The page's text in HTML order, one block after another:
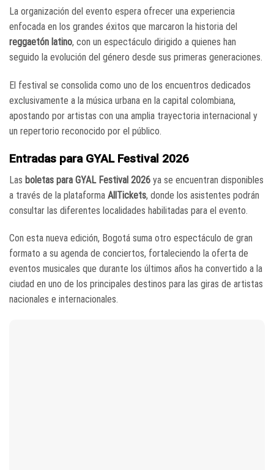
La organización del evento espera ofrecer una experiencia
enfocada en los grandes éxitos que marcaron la historia del
reggaetón latino, con un espectáculo dirigido a quienes han
seguido la evolución del género desde sus primeras generaciones.
El festival se consolida como uno de los encuentros dedicados
exclusivamente a la música urbana en la capital colombiana,
apostando por artistas con una amplia trayectoria internacional y
un repertorio reconocido por el público.
Entradas para GYAL Festival 2026
Las boletas para GYAL Festival 2026 ya se encuentran disponibles
a través de la plataforma AllTickets, donde los asistentes podrán
consultar las diferentes localidades habilitadas para el evento.
Con esta nueva edición, Bogotá suma otro espectáculo de gran
formato a su agenda de conciertos, fortaleciendo la oferta de
eventos musicales que durante los últimos años ha convertido a la
ciudad en uno de los principales destinos para las giras de artistas
nacionales e internacionales.